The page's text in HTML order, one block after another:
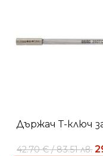
Държач Т-ключ
42.70€ /83.51лв.